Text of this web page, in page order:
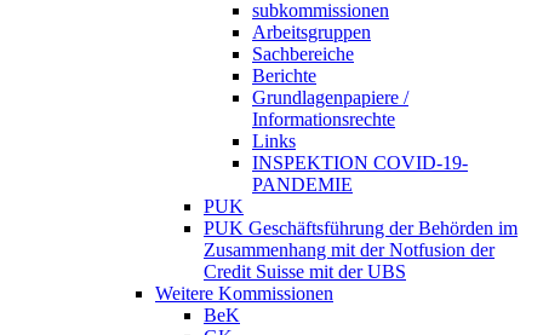
subkommissionen
Arbeitsgruppen
Sachbereiche
Berichte
Grundlagenpapiere /
Informationsrechte
Links
INSPEKTION COVID-19-
PANDEMIE
PUK
PUK Geschäftsführung der Behörden im
Zusammenhang mit der Notfusion der
Credit Suisse mit der UBS
Weitere Kommissionen
BeK